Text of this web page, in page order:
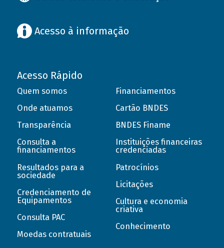
Acesso à informação
Acesso Rápido
Quem somos
Onde atuamos
Transparência
Consulta a
financiamentos
Resultados para a
sociedade
Credenciamento de
Equipamentos
Consulta PAC
Moedas contratuais
Financiamentos
Cartão BNDES
BNDES Finame
Instituições financeiras
credenciadas
Patrocínios
Licitações
Cultura e economia
criativa
Conhecimento